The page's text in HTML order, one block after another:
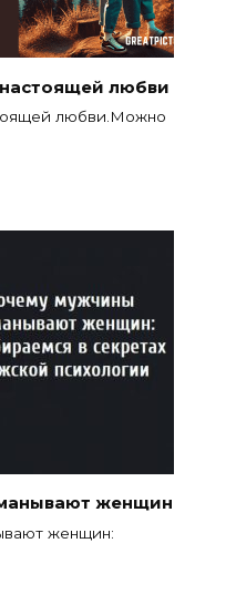
любви
любви.Можно
женщин
женщин: